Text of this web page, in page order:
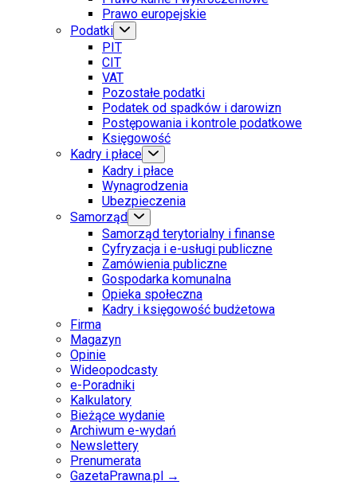
Prawo europejskie
Podatki
PIT
CIT
VAT
Pozostałe podatki
Podatek od spadków i darowizn
Postępowania i kontrole podatkowe
Księgowość
Kadry i płace
Kadry i płace
Wynagrodzenia
Ubezpieczenia
Samorząd
Samorząd terytorialny i finanse
Cyfryzacja i e-usługi publiczne
Zamówienia publiczne
Gospodarka komunalna
Opieka społeczna
Kadry i księgowość budżetowa
Firma
Magazyn
Opinie
Wideopodcasty
e-Poradniki
Kalkulatory
Bieżące wydanie
Archiwum e-wydań
Newslettery
Prenumerata
GazetaPrawna.pl →